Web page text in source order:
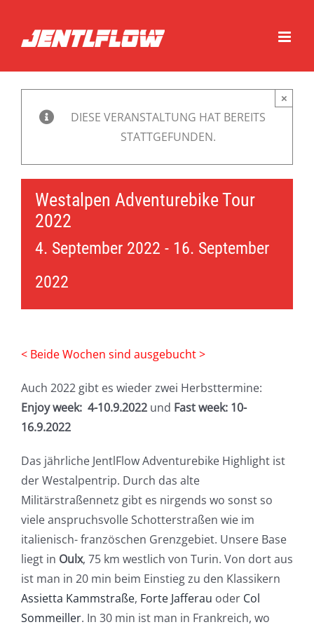
springen
DIESE VERANSTALTUNG HAT BEREITS
STATTGEFUNDEN.
×
Westalpen Adventurebike Tour
2022
4. September 2022 - 16. September
2022
< Beide Wochen sind ausgebucht >
Auch 2022 gibt es wieder zwei Herbsttermine:
Enjoy week: 4-10.9.2022 und Fast week: 10-
16.9.2022
Das jährliche JentlFlow Adventurebike Highlight ist
der Westalpentrip. Durch das alte
Militärstraßennetz gibt es nirgends wo sonst so
viele anspruchsvolle Schotterstraßen wie im
italienisch- französchen Grenzgebiet. Unsere Base
liegt in Oulx, 75 km westlich von Turin. Von dort aus
ist man in 20 min beim Einstieg zu den Klassikern
Assietta Kammstraße, Forte Jafferau oder Col
Sommeiller. In 30 min ist man in Frankreich, wo